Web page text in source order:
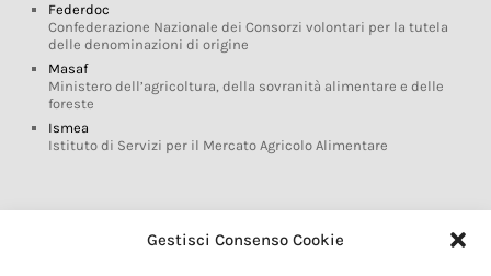
Gestisci Consenso Cookie
Federdoc
Confederazione Nazionale dei Consorzi volontari per la tutela
delle denominazioni di origine
Masaf
Ministero dell’agricoltura, della sovranità alimentare e delle
foreste
Ismea
Istituto di Servizi per il Mercato Agricolo Alimentare
Glossario DOP IGP